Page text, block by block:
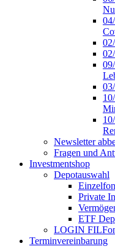
Newsletter
Fragen und
Investmentshop
Depotauswahl
Private
ETF
LOGIN
Terminvereinbarung